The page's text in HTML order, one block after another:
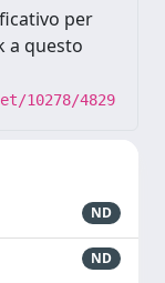
per
a questo
10278/4829
ND
ND